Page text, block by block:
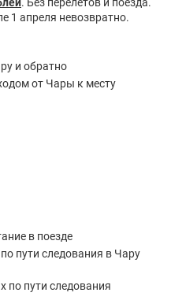
1 апреля невозвратно.
и обратно
от Чары к месту
в поезде
пути следования в Чару
по пути следования